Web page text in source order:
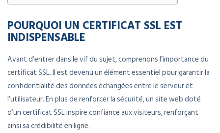
POURQUOI UN CERTIFICAT SSL EST
INDISPENSABLE
Avant d’entrer dans le vif du sujet, comprenons l’importance du
certificat SSL. Il est devenu un élément essentiel pour garantir la
confidentialité des données échangées entre le serveur et
l’utilisateur. En plus de renforcer la sécurité, un site web doté
d’un certificat SSL inspire confiance aux visiteurs, renforçant
ainsi sa crédibilité en ligne.